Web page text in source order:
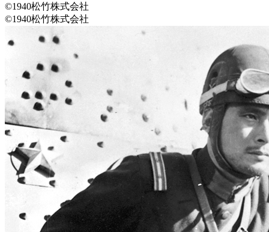
©1940松竹株式会社
©1940松竹株式会社